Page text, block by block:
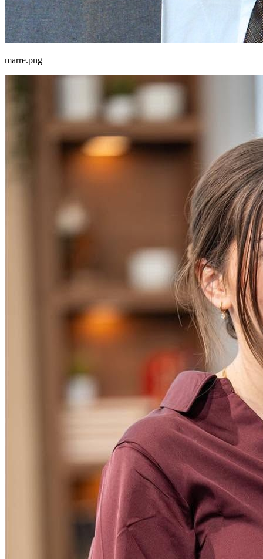
marre.png